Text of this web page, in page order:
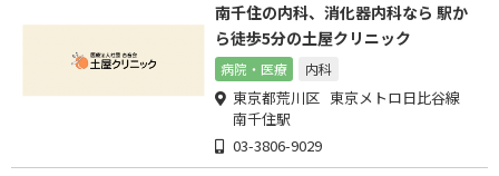
南千住の内科、消化器内科なら 駅か
ら徒歩5分の土屋クリニック
病院・医療 内科
東京都荒川区 東京メトロ日比谷線
南千住駅
03-3806-9029